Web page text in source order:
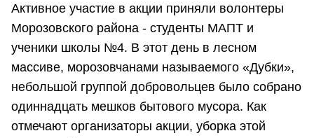
Активное участие в акции приняли волонтеры
Морозовского района - студенты МАПТ и
ученики школы №4. В этот день в лесном
массиве, морозовчанами называемого «Дубки»,
небольшой группой добровольцев было собрано
одиннадцать мешков бытового мусора. Как
отмечают организаторы акции, уборка этой